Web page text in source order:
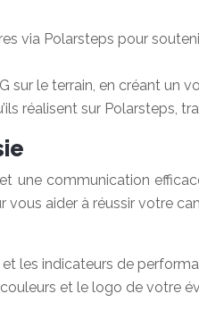
via Polarsteps pour
sur le terrain, en créant un
réalisent sur Polarsteps,
une communication
aider à réussir votre
les indicateurs de
et le logo de votre